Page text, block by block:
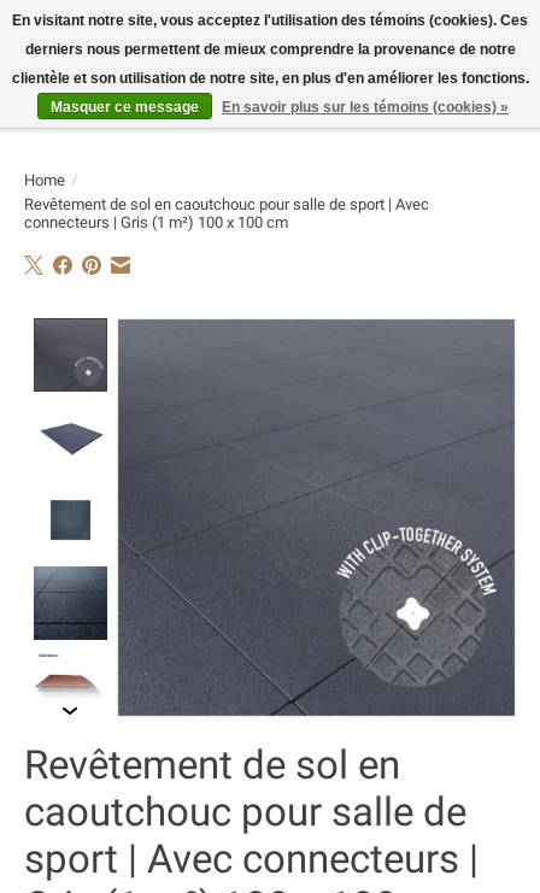
E-MAIL:info@flame-sport.deTEL.: +49 1525 9705 011
Liste de souhaits
Panier
Home /
Revêtement de sol en caoutchouc pour salle de sport | Avec
connecteurs | Gris (1 m²) 100 x 100 cm
Revêtement de sol en
caoutchouc pour salle de
sport | Avec connecteurs |
En visitant notre site, vous acceptez l'utilisation des témoins (cookies). Ces
derniers nous permettent de mieux comprendre la provenance de notre
clientèle et son utilisation de notre site, en plus d'en améliorer les fonctions.
Masquer ce message
En savoir plus sur les témoins (cookies) »